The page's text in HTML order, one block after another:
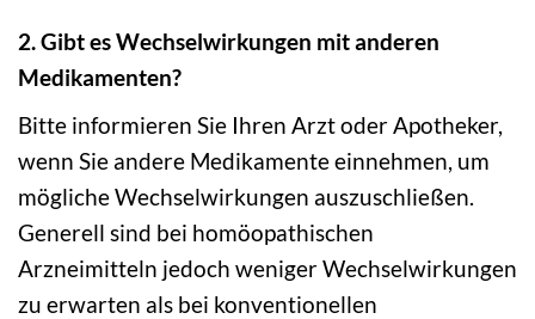
2. Gibt es Wechselwirkungen mit anderen
Medikamenten?
Bitte informieren Sie Ihren Arzt oder Apotheker,
wenn Sie andere Medikamente einnehmen, um
mögliche Wechselwirkungen auszuschließen.
Generell sind bei homöopathischen
Arzneimitteln jedoch weniger Wechselwirkungen
zu erwarten als bei konventionellen